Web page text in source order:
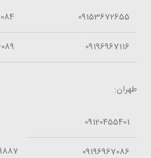
09153672655
09196967116
طهران:
09120455401
09196967086